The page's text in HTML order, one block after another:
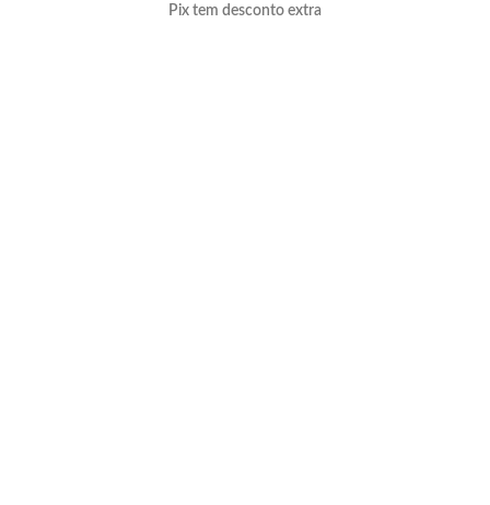
Pix tem desconto extra